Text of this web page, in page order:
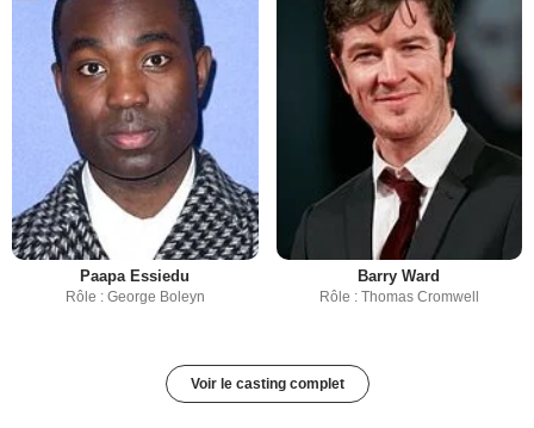
Paapa Essiedu
Rôle : George Boleyn
Barry Ward
Rôle : Thomas Cromwell
Voir le casting complet